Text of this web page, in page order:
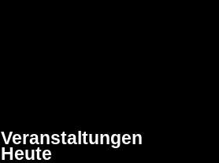
Veranstaltungen
Heute